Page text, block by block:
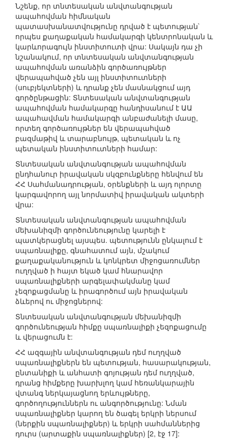
Նշենք, որ տնտեսական անվտանգության
ապահովման հիմնական
պատասխանատվությունը դրված է պետության`
որպես քաղաքական համակարգի կենտրոնական և
կարևորագույն ինստիտուտի վրա: Սակայն դա չի
նշանակում, որ տնտեսական անվտանգության
ապահովման առանձին գործառույթներ
վերապահված չեն այլ ինստիտուտների
(սուբյեկտների) և դրանք չեն մասնակցում այդ
գործընթացին: Տնտեսական անվտանգության
ապահովման համակարգը հանդիսանում է ԱԱ
ապահավման համակարգի անբաժանելի մասը,
որտեղ գործառույթներ են վերապահված
բազմաթիվ և տարաբնույթ, պետական և ոչ
պետական ինստիտուտների համար:
Տնտեսական անվտանգության ապահովման
ընդհանուր իրավական սկզբունքները հենվում են
ՀՀ Սահմանադրության, օրենքների և այդ ոլորտը
կարգավորող այլ նորմատիվ իրավական ակտերի
վրա:
Տնտեսական անվտանգության ապահովման
մեխանիզմի գործունեությունը կարելի է
պատկերացնել այսպես. պետությունն ընկալում է
սպառնալիքը, գնահատում այն, մշակում
քաղաքականություն և կոնկրետ միջոցառումներ
ուղղված ի հայտ եկած կամ հնարավոր
սպառնալիքների արգելափակմանը կամ
չեզոքացմանը և իրագործում այն իրավական
ձևերով ու միջոցներով:
Տնտեսական անվտանգության մեխանիզմի
գործունեության հիմքը սպառնալիքի չեզոքացումը
և վերացումն է:
ՀՀ ազգային անվտանգության դեմ ուղղված
սպառնալիքներն են պետության, հասարակության,
ընտանիքի և անհատի գոյության դեմ ուղղված,
դրանց հիմքերը խարխլող կամ հեռանկարային
վտանգ ներկայացնող երևույթները,
գործողություններն ու անգործությունը: Նման
սպառնալիքներ կարող են ծագել երկրի ներսում
(ներքին սպառնալիքներ) և երկրի սահմաններից
դուրս (արտաքին սպառնալիքներ) [2, էջ 17]: